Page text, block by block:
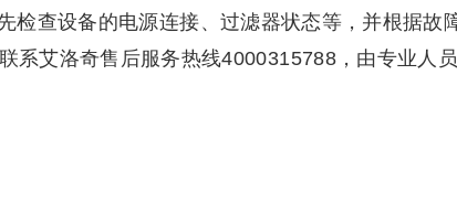
检查设备的电源连接、过滤器状态等，并根据故
系艾洛奇售后服务热线4000315788，由专业人员